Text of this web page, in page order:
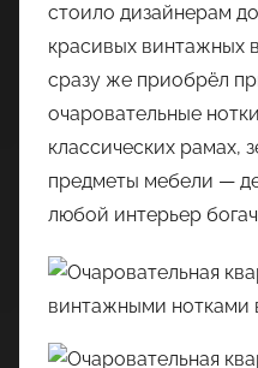
стоило дизайнерам
красивых винтажных
сразу же приобрёл
очаровательные
классических рамах,
предметы мебели —
любой интерьер